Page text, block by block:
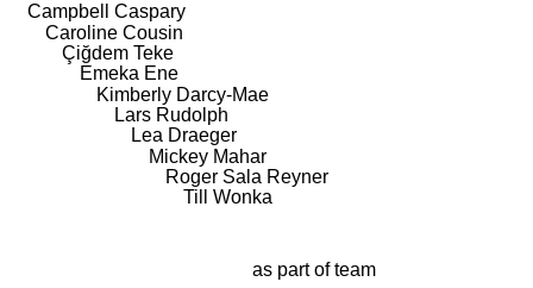
Campbell Caspary
Caroline Cousin
Çiğdem Teke
Emeka Ene
Kimberly Darcy-Mae
Lars Rudolph
Lea Draeger
Mickey Mahar
Roger Sala Reyner
Till Wonka
as part of team